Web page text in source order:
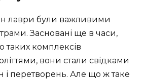
лаври були важливими
Засновані ще в часи,
таких комплексів
вони стали свідками
і перетворень. Але що ж таке